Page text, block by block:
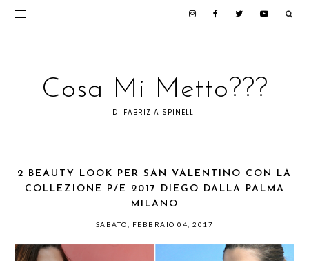
Cosa Mi Metto???
DI FABRIZIA SPINELLI
2 BEAUTY LOOK PER SAN VALENTINO CON LA
COLLEZIONE P/E 2017 DIEGO DALLA PALMA
MILANO
SABATO, FEBBRAIO 04, 2017